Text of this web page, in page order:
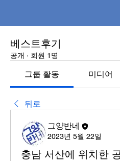
베스트후기
공개 · 회원 1명
그룹 활동 미디어
뒤로
그양반네
2023년 5월 22일
충남 서산에 위치한